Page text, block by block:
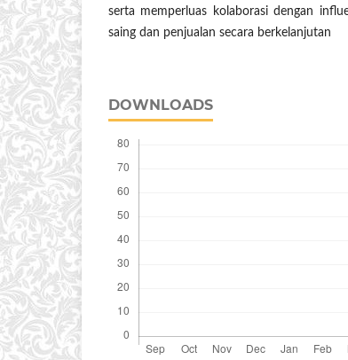
serta memperluas kolaborasi dengan
saing dan penjualan secara berkelanjutan
DOWNLOADS